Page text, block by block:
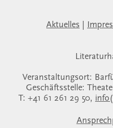
Aktuelles
Veranstaltungsort:
Geschäftsstelle:
T: +41 61 261 29 50,